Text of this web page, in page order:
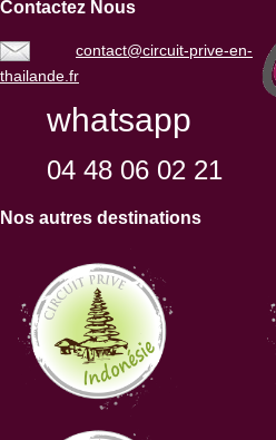
Contactez Nous
contact@circuit-prive-en-
thailande.fr
whatsapp
04 48 06 02 21
Nos autres destinations